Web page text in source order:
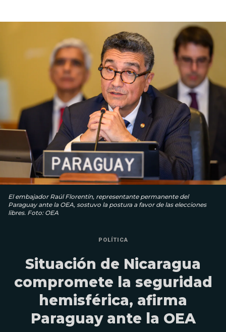
El embajador Raúl Florentín, representante permanente del
Paraguay ante la OEA, sostuvo la postura a favor de las elecciones
libres. Foto: OEA
POLÍTICA
Situación de Nicaragua
compromete la seguridad
hemisférica, afirma
Paraguay ante la OEA